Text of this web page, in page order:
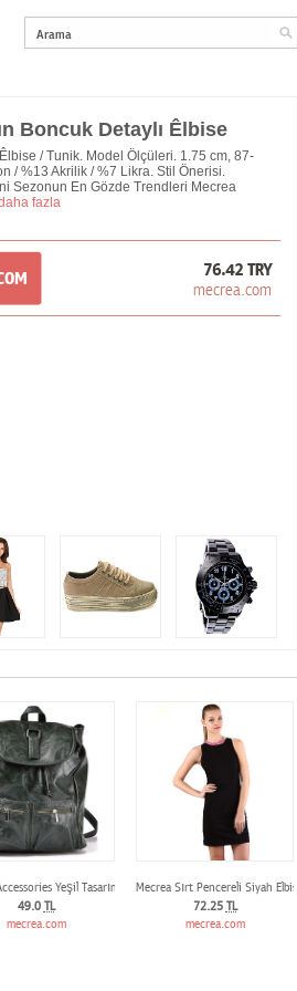
Boncuk Detaylı Êlbise
/ Tunik. Model Ölçüleri. 1.75 cm, 87-
/ %13 Akrilik / %7 Likra. Stil Önerisi.
Sezonun En Gözde Trendleri Mecrea
fazla
76.42 TRY
mecrea.com
Tunik
Yeşil Tasarım Fermuarlı Çanta
49.0 TL
mecrea.com
Mecrea Sırt Pencereli Siyah Elbise
72.25 TL
mecrea.com